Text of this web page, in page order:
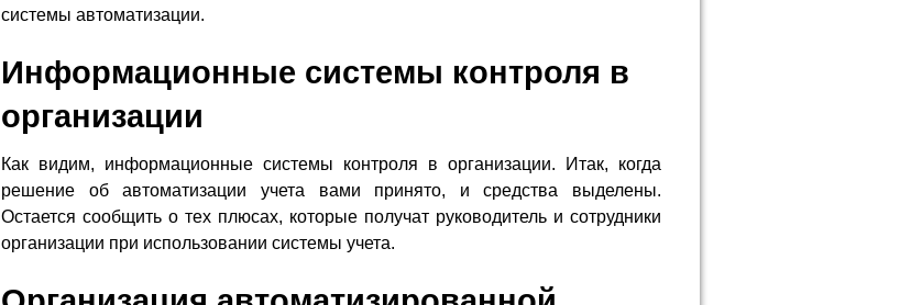
системы автоматизации.
Информационные системы контроля в
организации
Как видим, информационные системы контроля в организации. Итак, когда
решение об автоматизации учета вами принято, и средства выделены.
Остается сообщить о тех плюсах, которые получат руководитель и сотрудники
организации при использовании системы учета.